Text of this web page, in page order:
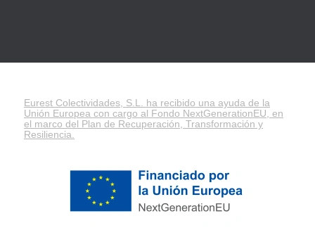
Eurest Colectividades, S.L. ha recibido una ayuda de la
Unión Europea con cargo al Fondo NextGenerationEU, en
el marco del Plan de Recuperación, Transformación y
Resiliencia.